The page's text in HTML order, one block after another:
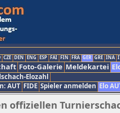
CZE DEN ENG ESP FAI FIN FRA GER GRE INA
Foto-Galerie Meldekartei
Elozahl
AUT FIDE Spieler anmelden Elo
offiziellen